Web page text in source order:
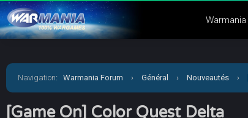
Warmania
Navigation: Warmania Forum › Général › Nouveautés ›
[Game On] Color Quest Delta